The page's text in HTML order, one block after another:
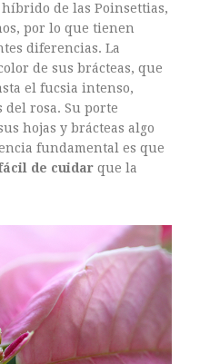
de las Poinsettias,
por lo que tienen
diferencias. La
de sus brácteas, que
el fucsia intenso,
del rosa. Su porte
hojas y brácteas algo
fundamental es que
de cuidar que la